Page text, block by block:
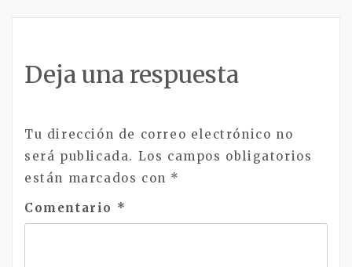
Deja una respuesta
Tu dirección de correo electrónico no
será publicada. Los campos obligatorios
están marcados con *
Comentario *